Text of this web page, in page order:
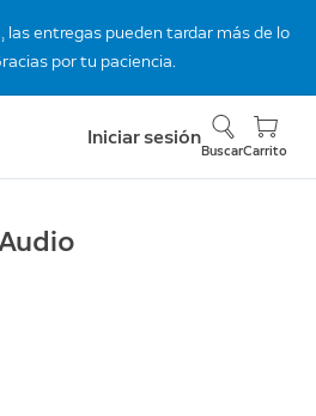
las entregas pueden tardar más de lo
por tu paciencia.
Iniciar sesión
BuscarCarrito